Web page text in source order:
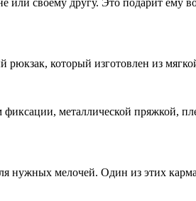
своему другу. Это подарит ему
который изготовлен из
металлической пряжкой,
мелочей. Один из этих